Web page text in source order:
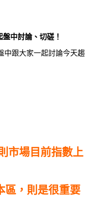
中討論、切磋！
中跟大家一起討論今天趨
市場目前指數上
區，則是很重要